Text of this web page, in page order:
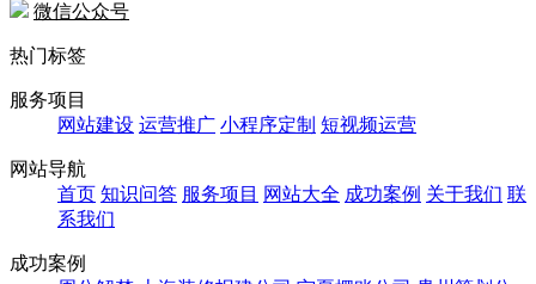
微信公众号
热门标签
服务项目
网站建设 运营推广 小程序定制 短视频运营
网站导航
首页 知识问答 服务项目 网站大全 成功案例 关于我们 联
系我们
成功案例